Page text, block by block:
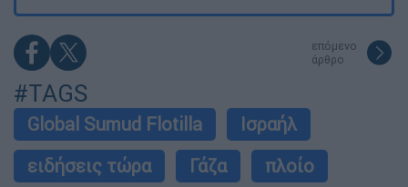
επόμενο
άρθρο
#TAGS
Global Sumud Flotilla
Ισραήλ
ειδήσεις τώρα
Γάζα πλοίο